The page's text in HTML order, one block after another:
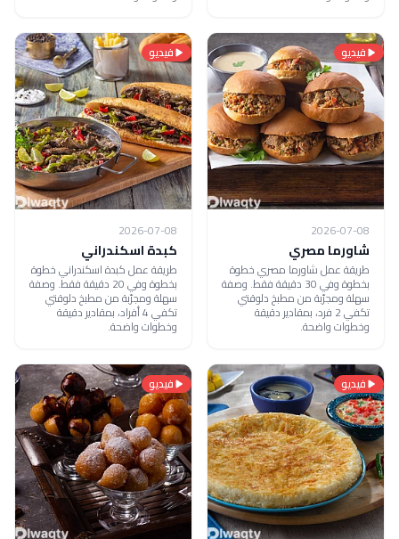
فيديو
2026-07-08
شاورما مصري
طريقة عمل شاورما مصري خطوة
بخطوة وفي 30 دقيقة فقط. وصفة
سهلة ومجرّبة من مطبخ دلوقتي
تكفي 2 فرد، بمقادير دقيقة
وخطوات واضحة.
فيديو
2026-07-08
كبدة اسكندراني
طريقة عمل كبدة اسكندراني خطوة
بخطوة وفي 20 دقيقة فقط. وصفة
سهلة ومجرّبة من مطبخ دلوقتي
تكفي 4 أفراد، بمقادير دقيقة
وخطوات واضحة.
فيديو فيديو